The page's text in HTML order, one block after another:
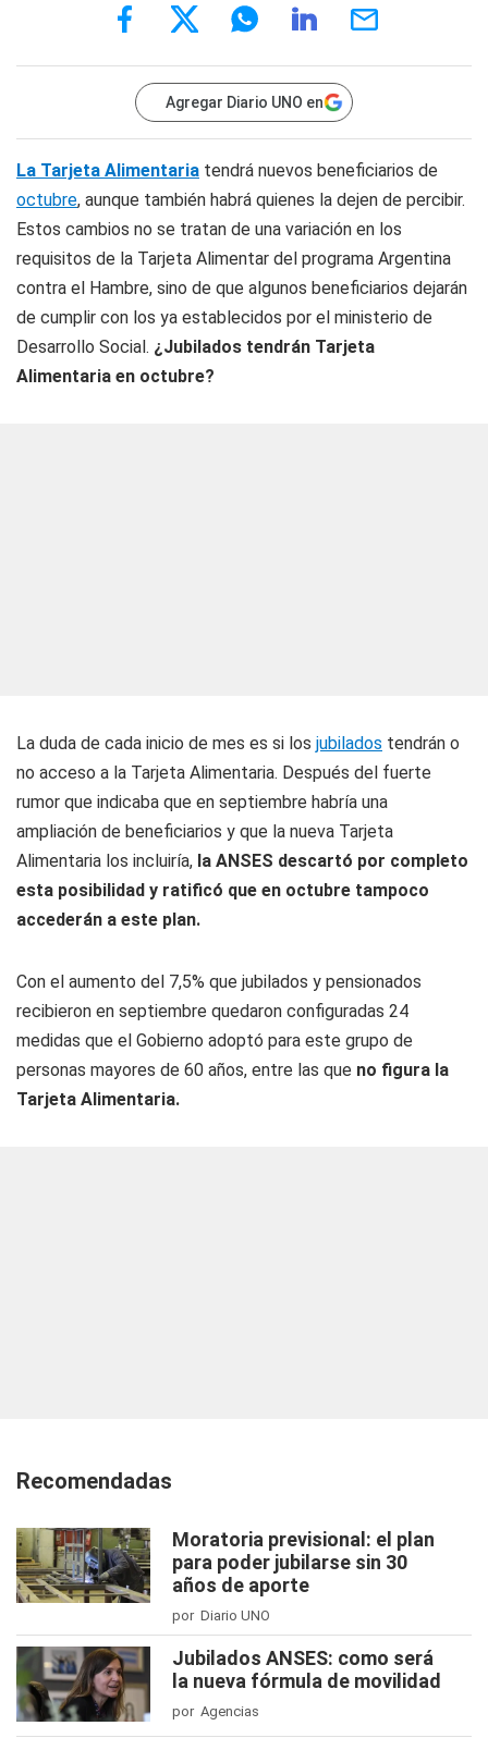
Agregar Diario UNO en
La Tarjeta Alimentaria tendrá nuevos beneficiarios de
octubre, aunque también habrá quienes la dejen de percibir.
Estos cambios no se tratan de una variación en los
requisitos de la Tarjeta Alimentar del programa Argentina
contra el Hambre, sino de que algunos beneficiarios dejarán
de cumplir con los ya establecidos por el ministerio de
Desarrollo Social. ¿Jubilados tendrán Tarjeta
Alimentaria en octubre?
La duda de cada inicio de mes es si los jubilados tendrán o
no acceso a la Tarjeta Alimentaria. Después del fuerte
rumor que indicaba que en septiembre habría una
ampliación de beneficiarios y que la nueva Tarjeta
Alimentaria los incluiría, la ANSES descartó por completo
esta posibilidad y ratificó que en octubre tampoco
accederán a este plan.
Con el aumento del 7,5% que jubilados y pensionados
recibieron en septiembre quedaron configuradas 24
medidas que el Gobierno adoptó para este grupo de
personas mayores de 60 años, entre las que no figura la
Tarjeta Alimentaria.
Recomendadas
Moratoria previsional: el plan
para poder jubilarse sin 30
años de aporte
por Diario UNO
Jubilados ANSES: como será
la nueva fórmula de movilidad
por Agencias